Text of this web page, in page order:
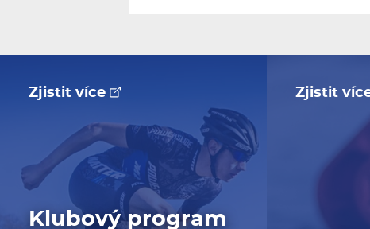
Zjistit více
Klubový program
Zjistit